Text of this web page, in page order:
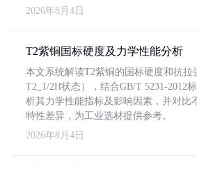
2026年8月4日
T2紫铜国标硬度及力学性能分析
本文系统解读T2紫铜的国标硬度和抗拉
T2_1/2H状态），结合GB/T 5231-2012
析其力学性能指标及影响因素，并对比
特性差异，为工业选材提供参考。
2026年8月4日